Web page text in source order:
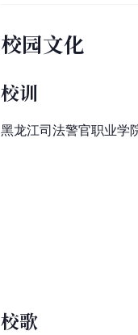
校园文化
校训
黑龙江司法警官职业学
校歌